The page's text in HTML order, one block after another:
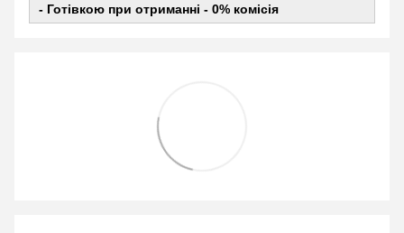
- Готівкою при отриманні - 0% комісія